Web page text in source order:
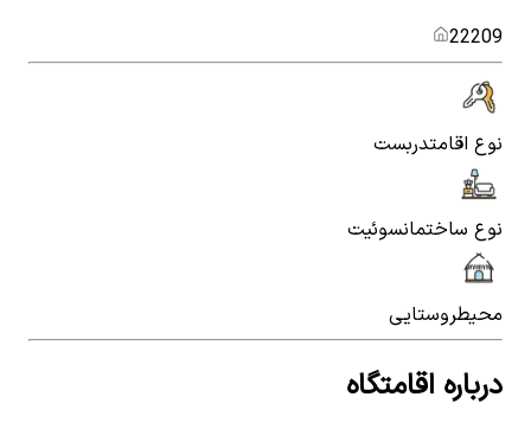
22209
نوع اقامتدربست
نوع ساختمانسوئیت
محیطروستایی
درباره اقامتگاه